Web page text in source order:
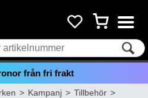
från fri frakt
>Kampanj>Tillbehör>